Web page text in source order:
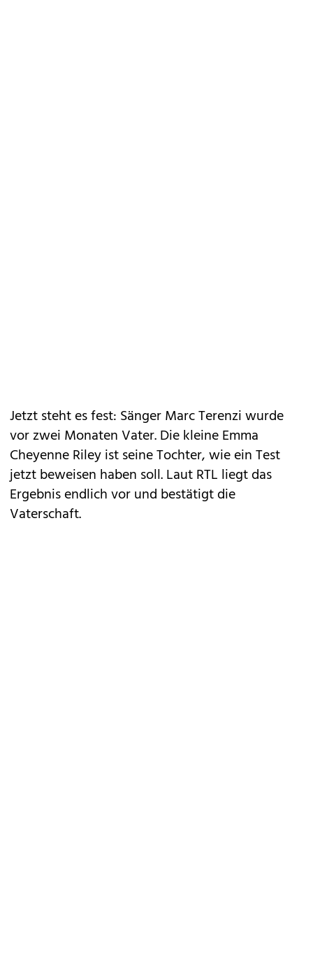
Jetzt steht es fest: SängerMarc Terenziwurde
vor zwei Monaten Vater. Die kleine Emma
Cheyenne Riley ist seine Tochter, wie ein Test
jetzt beweisen haben soll. Laut RTL liegt das
Ergebnis endlich vor und bestätigt die
Vaterschaft.